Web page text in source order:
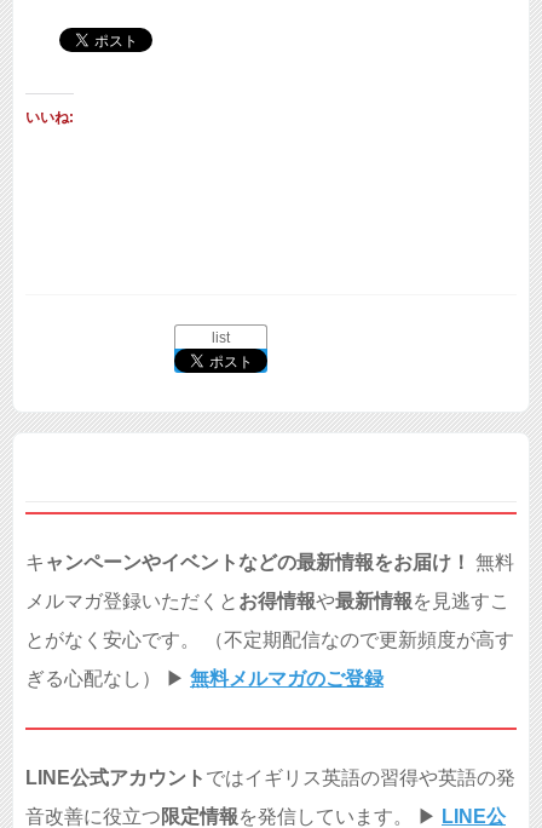
いいね:
list
キ ャンペーンやイベントなどの最新情報をお届け！ 無料
メルマガ登録いただくと お得情報や最新情報を見逃すこ
とがなく安心です。 （不定期配信なので更新頻度が高す
ぎる心配なし） ▶︎ 無料メルマガのご登録
LINE公式アカウント ではイギリス英語の習得や英語の発
音改善に役立つ 限定情報を発信しています。 ▶︎ LINE公